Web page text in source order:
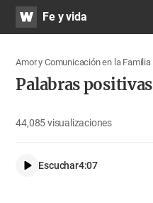
WATVFe y vida
Amor y Comunicación en la Familia
Palabras positivas
44,085visualizaciones
Escuchar4:07